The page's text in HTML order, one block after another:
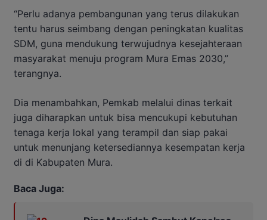
“Perlu adanya pembangunan yang terus dilakukan
tentu harus seimbang dengan peningkatan kualitas
SDM, guna mendukung terwujudnya kesejahteraan
masyarakat menuju program Mura Emas 2030,”
terangnya.
Dia menambahkan, Pemkab melalui dinas terkait
juga diharapkan untuk bisa mencukupi kebutuhan
tenaga kerja lokal yang terampil dan siap pakai
untuk menunjang ketersediannya kesempatan kerja
di di Kabupaten Mura.
Baca Juga: